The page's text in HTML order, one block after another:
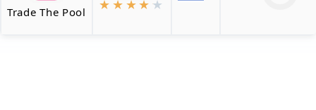
Trade The Pool ★ ★ ★★ ★